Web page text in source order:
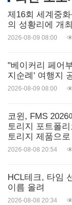
제16회 세계중
의 성황리에 개최
2026-08-09 08:00
"베이커리 페어
지순례' 여행지
2026-08-09 08:00
코윈, FMS
토리지 포트폴
토리지 제품으
2026-08-08 20:54
HCL테크, 타임
이름 올려
2026-08-08 20:34